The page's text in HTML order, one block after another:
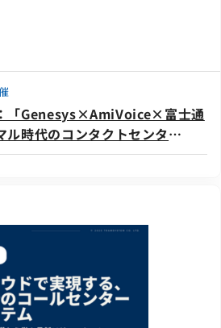
「Genesys×AmiVoice×富士通
ル時代のコンタクトセンタ
催